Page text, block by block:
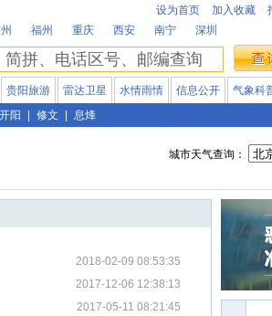
设为首页 加入收藏
福州 重庆 西安 南宁 深圳
贵阳旅游 雷达卫星 水情雨情 信息公开 气象科
开阳 修文 息烽
城市天气查询：
2018-02-09 08:53:35
2017-12-06 12:38:13
2017-05-11 08:21:45